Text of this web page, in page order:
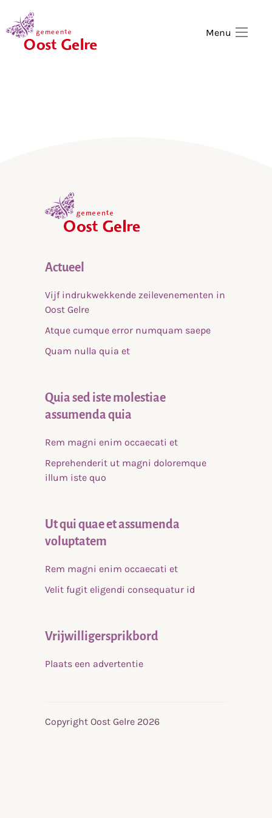
Menu
Actueel
Vijf indrukwekkende zeilevenementen in
Oost Gelre
Atque cumque error numquam saepe
Quam nulla quia et
Quia sed iste molestiae
assumenda quia
Rem magni enim occaecati et
Reprehenderit ut magni doloremque
illum iste quo
Ut qui quae et assumenda
voluptatem
Rem magni enim occaecati et
Velit fugit eligendi consequatur id
Vrijwilligersprikbord
Plaats een advertentie
Copyright Oost Gelre 2026